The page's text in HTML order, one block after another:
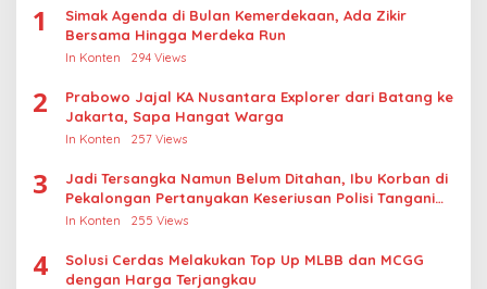
1
Simak Agenda di Bulan Kemerdekaan, Ada Zikir
Bersama Hingga Merdeka Run
In Konten 294 Views
2
Prabowo Jajal KA Nusantara Explorer dari Batang ke
Jakarta, Sapa Hangat Warga
In Konten 257 Views
3
Jadi Tersangka Namun Belum Ditahan, Ibu Korban di
Pekalongan Pertanyakan Keseriusan Polisi Tangani
Kasus Rudapksa Sampai Anaknya Hamil
In Konten 255 Views
4
Solusi Cerdas Melakukan Top Up MLBB dan MCGG
dengan Harga Terjangkau